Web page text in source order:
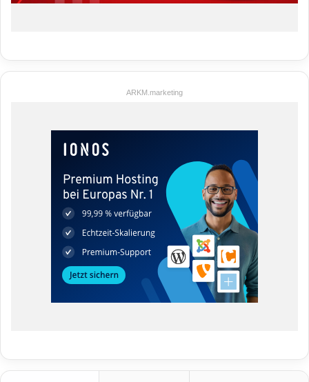
ARKM.marketing